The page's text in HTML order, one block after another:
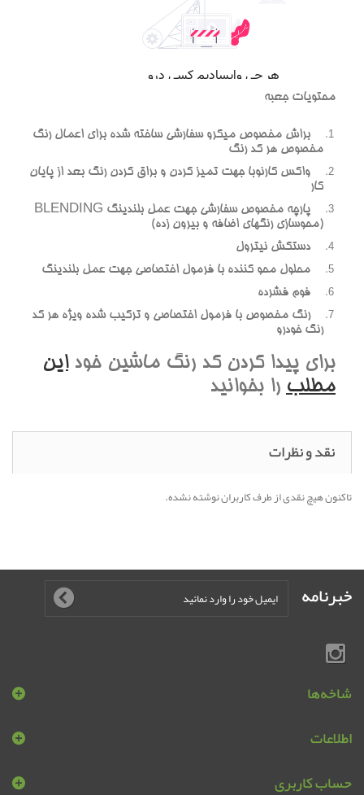
محتويات جعبه
براش مخصوص ميکرو سفارشي ساخته شده براي اعمال رنگ
مخصوص هر کد رنگ
واکس کارنوبا جهت تميز کردن و براق کردن رنگ بعد از پايان
کار
پارچه مخصوص سفارشي جهت عمل بلندينگ BLENDING
(محوسازي رنگهاي اضافه و بيرون زده)
دستکش نيترول
محلول محو کننده با فرمول اختصاصي جهت عمل بلندينگ
فوم فشرده
رنگ مخصوص با فرمول اختصاصي و ترکيب شده ويژه هر کد
رنگ خودرو
براي پيدا کردن کد رنگ ماشين خوداين
مطلب را بخوانيد
نقد و نظرات
تاکنون هیچ نقدی از طرف کاربران نوشته نشده.
خبرنامه
شاخه‌ها
اطلاعات
حساب کاربری